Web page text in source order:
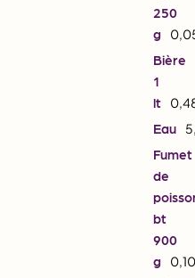
250
g
Bière
1
lt
Eau
Fumet
de
bt
900
g